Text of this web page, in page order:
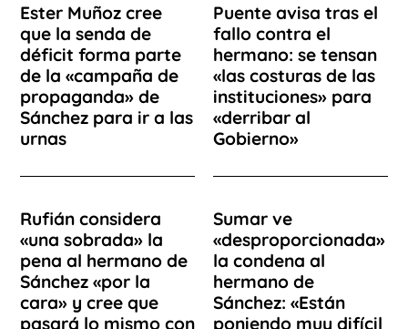
Ester Muñoz cree
que la senda de
déficit forma parte
de la «campaña de
propaganda» de
Sánchez para ir a las
urnas
Puente avisa tras el
fallo contra el
hermano: se tensan
«las costuras de las
instituciones» para
«derribar al
Gobierno»
Rufián considera
«una sobrada» la
pena al hermano de
Sánchez «por la
cara» y cree que
pasará lo mismo con
Sumar ve
«desproporcionada»
la condena al
hermano de
Sánchez: «Están
poniendo muy difícil